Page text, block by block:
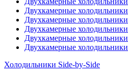
Двухкамерные
Двухкамерные
Двухкамерные
Двухкамерные
Двухкамерные
Холодильники Side-by-Side